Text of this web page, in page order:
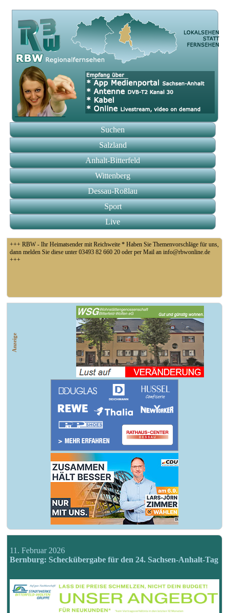
Suchen
Salzland
Anhalt-Bitterfeld
Wittenberg
Dessau-Roßlau
Sport
Live
+++ RBW - Ihr Heimatsender mit Reichweite * Haben Sie Themenvorschläge für uns,
dann melden Sie diese unter 03493 82 660 20 oder per Mail an info@rbwonline.de
+++
+++ Fußball Oberliga Süd 1. Spieltag: SG Union Sandersdorf - VfB 1921 Krieschow,
11. Februar 2026
Bernburg: Scheckübergabe für den 24. Sachsen-Anhalt-Tag
Anzeige